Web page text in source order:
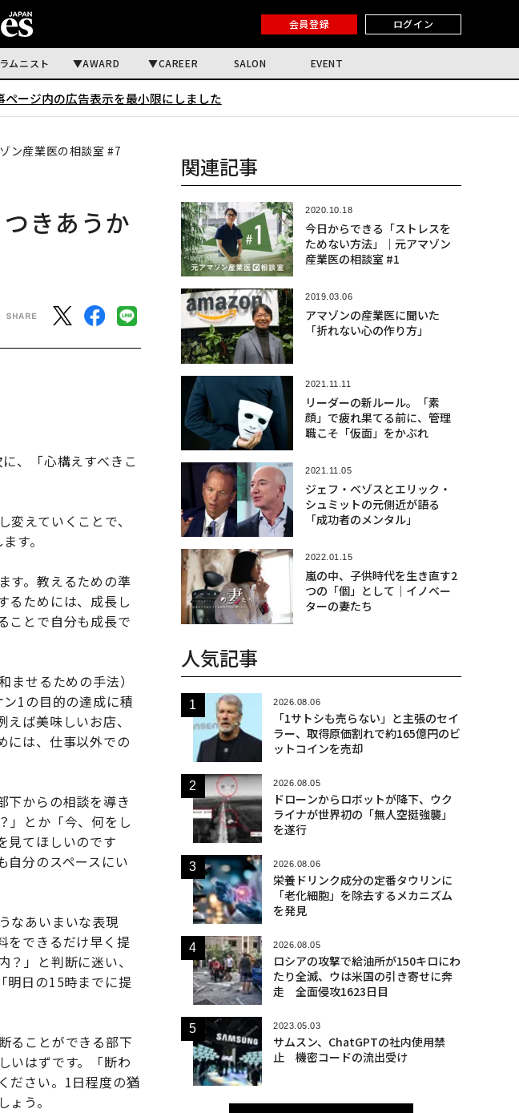
会員登録 ログイン
ムニスト AWARD CAREER SALON EVENT
ページ内の広告表示を最小限にしました
ン産業医の相談室 #7
きあうか
、「心構えすべきこ
えていくことで、
す。
す。教えるための準
るためには、成長し
ことで自分も成長で
せるための手法）
1の目的の達成に積
ば美味しいお店、
には、仕事以外での
下からの相談を導き
」とか「今、何をし
見てほしいのです
自分のスペースにい
なあいまいな表現
をできるだけ早く提
」と判断に迷い、
明日の15時までに提
ることができる部下
いはずです。「断わ
ださい。1日程度の猶
う。
関連記事
2020.10.18
今日からできる「ストレスを
ためない方法」｜元アマゾン
産業医の相談室 #1
2019.03.06
アマゾンの産業医に聞いた
「折れない心の作り方」
2021.11.11
リーダーの新ルール。「素
顔」で疲れ果てる前に、管理
職こそ「仮面」をかぶれ
2021.11.05
ジェフ・ベゾスとエリック・
シュミットの元側近が語る
「成功者のメンタル」
2022.01.15
嵐の中、子供時代を生き直す2
つの「個」として｜イノベー
ターの妻たち
人気記事
2026.08.06
「1サトシも売らない」と主張のセイ
ラー、取得原価割れで約165億円のビ
ットコインを売却
2026.08.05
ドローンからロボットが降下、ウク
ライナが世界初の「無人空挺強襲」
を遂行
2026.08.06
栄養ドリンク成分の定番タウリンに
「老化細胞」を除去するメカニズム
を発見
2026.08.05
ロシアの攻撃で給油所が150キロにわ
たり全滅、ウは米国の引き寄せに奔
走 全面侵攻1623日目
2023.05.03
サムスン、ChatGPTの社内使用禁
止 機密コードの流出受け